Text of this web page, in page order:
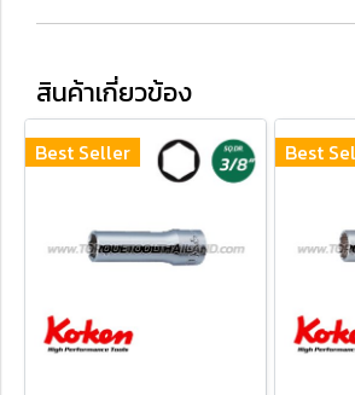
สินค้าเกี่ยวข้อง
Best Seller Best